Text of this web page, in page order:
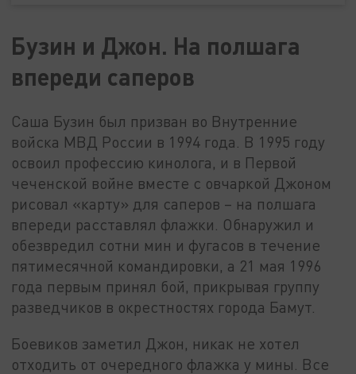
Бузин и Джон. На полшага
впереди саперов
Саша Бузин был призван во Внутренние
войска МВД России в 1994 года. В 1995 году
освоил профессию кинолога, и в Первой
чеченской войне вместе с овчаркой Джоном
рисовал «карту» для саперов – на полшага
впереди расставлял флажки. Обнаружил и
обезвредил сотни мин и фугасов в течение
пятимесячной командировки, а 21 мая 1996
года первым принял бой, прикрывая группу
разведчиков в окрестностях города Бамут.
Боевиков заметил Джон, никак не хотел
отходить от очередного флажка у мины. Все